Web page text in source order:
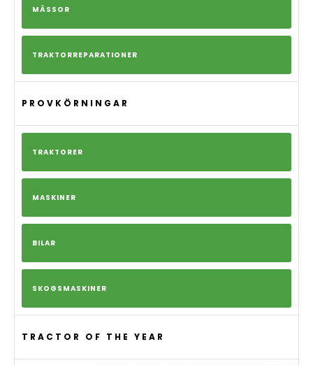
MÄSSOR
TRAKTORREPARATIONER
PROVKÖRNINGAR
TRAKTORER
MASKINER
BILAR
SKOGSMASKINER
TRACTOR OF THE YEAR